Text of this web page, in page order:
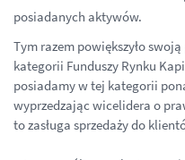
posiadanych aktywów.
Tym razem powiększyło
kategorii Funduszy Rynku
posiadamy w tej kategorii
wyprzedzając wicelidera o
to zasługa sprzedaży do